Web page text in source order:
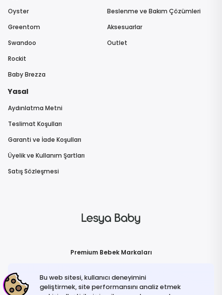
Bu web sitesi, kullanıcı deneyimini
geliştirmek, site performansını analiz etmek
Premium Bebek Markaları
İletişime Geçininfo@lesyababy.com
Oyster
Greentom
Swandoo
Rockit
Baby Brezza
Beslenme ve Bakım Çözümleri
Aksesuarlar
Outlet
Yasal
Aydınlatma Metni
Teslimat Koşulları
Garanti ve İade Koşulları
Üyelik ve Kullanım Şartları
Satış Sözleşmesi